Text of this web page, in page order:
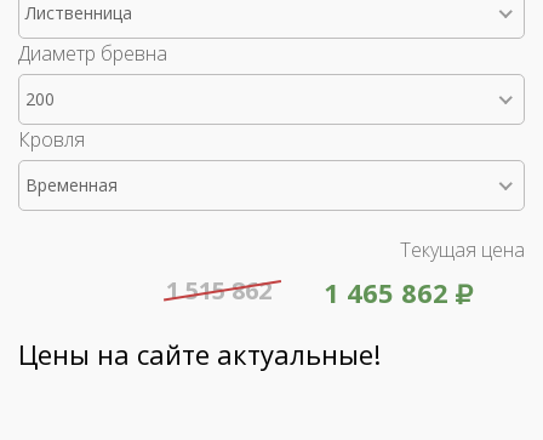
Лиственница
Диаметр бревна
200
Кровля
Временная
Текущая цена
1 465 862
1 515 862
Цены на сайте актуальные!